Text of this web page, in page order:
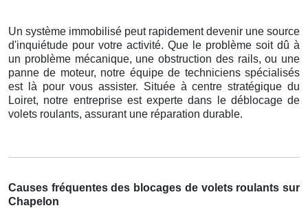
Un système immobilisé peut rapidement devenir une source
d'inquiétude pour votre activité. Que le problème soit dû à
un problème mécanique, une obstruction des rails, ou une
panne de moteur, notre équipe de techniciens spécialisés
est là pour vous assister. Située à centre stratégique du
Loiret, notre entreprise est experte dans le déblocage de
volets roulants, assurant une réparation durable.
Causes fréquentes des blocages de volets roulants sur
Chapelon